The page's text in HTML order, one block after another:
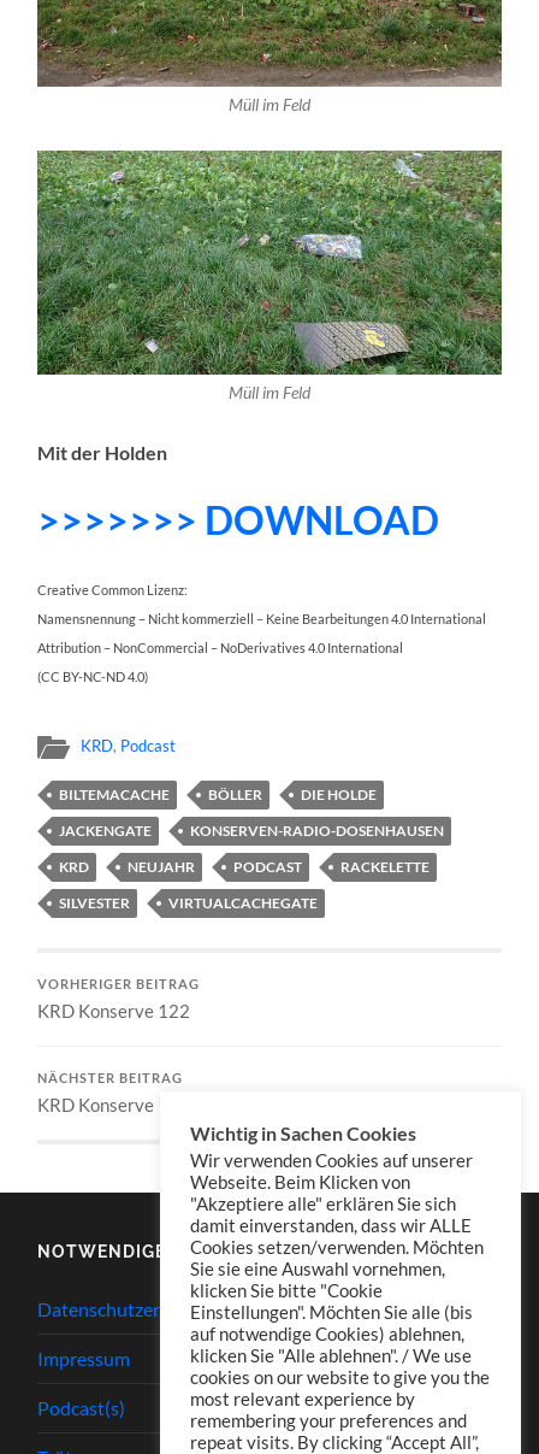
Müll im Feld
Müll im Feld
Mit der Holden
>>>>>>> DOWNLOAD
Creative Common Lizenz:
Namensnennung – Nicht kommerziell – Keine Bearbeitungen 4.0 International
Attribution – NonCommercial – NoDerivatives 4.0 International
(CC BY-NC-ND 4.0)
KRD, Podcast
BILTEMACACHE BÖLLER
DIE HOLDE
JACKENGATE
KONSERVEN-RADIO-DOSENHAUSEN
KRD
NEUJAHR PODCAST
RACKELETTE
SILVESTER
VIRTUALCACHEGATE
VORHERIGER BEITRAG
KRD Konserve 122
NÄCHSTER BEITRAG
KRD Konserve 124
NOTWENDIGES
Datenschutzerklärung
Impressum
Podcast(s)
Wichtig in Sachen Cookies
Wir verwenden Cookies auf unserer
Webseite. Beim Klicken von
"Akzeptiere alle" erklären Sie sich
damit einverstanden, dass wir ALLE
Cookies setzen/verwenden. Möchten
Sie sie eine Auswahl vornehmen,
klicken Sie bitte "Cookie
Einstellungen". Möchten Sie alle (bis
auf notwendige Cookies) ablehnen,
klicken Sie "Alle ablehnen". / We use
cookies on our website to give you the
most relevant experience by
remembering your preferences and
repeat visits. By clicking “Accept All”,